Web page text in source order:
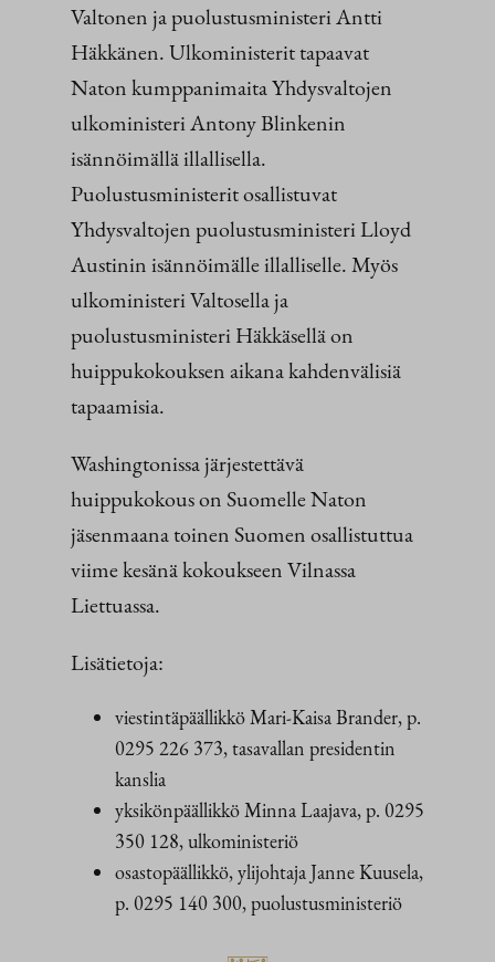
Valtonen ja puolustusministeri Antti
Häkkänen. Ulkoministerit tapaavat
Naton kumppanimaita Yhdysvaltojen
ulkoministeri Antony Blinkenin
isännöimällä illallisella.
Puolustusministerit osallistuvat
Yhdysvaltojen puolustusministeri Lloyd
Austinin isännöimälle illalliselle. Myös
ulkoministeri Valtosella ja
puolustusministeri Häkkäsellä on
huippukokouksen aikana kahdenvälisiä
tapaamisia.
Washingtonissa järjestettävä
huippukokous on Suomelle Naton
jäsenmaana toinen Suomen osallistuttua
viime kesänä kokoukseen Vilnassa
Liettuassa.
Lisätietoja:
viestintäpäällikkö Mari-Kaisa Brander, p.
0295 226 373, tasavallan presidentin
kanslia
yksikönpäällikkö Minna Laajava, p. 0295
350 128, ulkoministeriö
osastopäällikkö, ylijohtaja Janne Kuusela,
p. 0295 140 300, puolustusministeriö